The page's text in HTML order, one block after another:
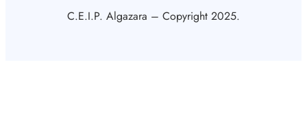
C.E.I.P. Algazara – Copyright 2025.